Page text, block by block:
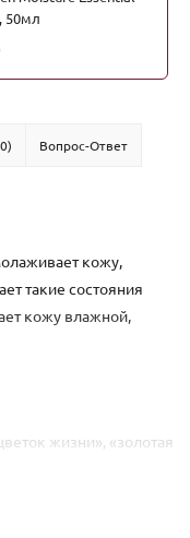
50мл
Вопрос-Ответ
кожу,
такие состояния
кожу влажной,
жизни», «золотая
средством